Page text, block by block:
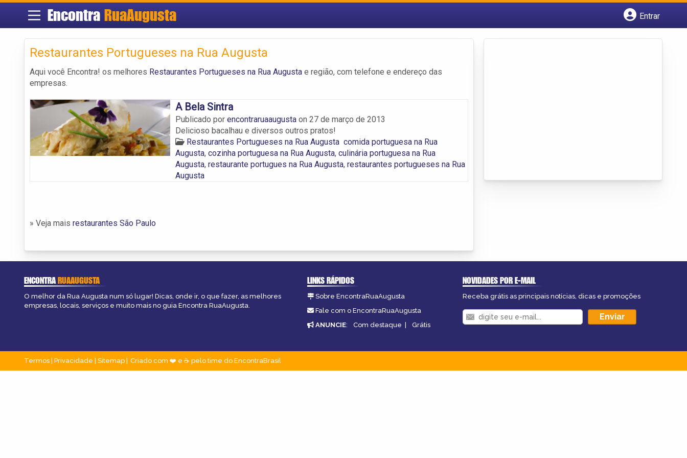
EncontraRuaAugusta
Entrar
Restaurantes Portugueses na Rua Augusta
Aqui você Encontra! os melhores Restaurantes Portugueses na Rua Augusta e região, com telefone e endereço das
empresas.
A Bela Sintra
Publicado por encontraruaaugusta on 27 de março de 2013
Delicioso bacalhau e diversos outros pratos!
Restaurantes Portugueses na Rua Augusta comida portuguesa na Rua
Augusta, cozinha portuguesa na Rua Augusta, culinária portuguesa na Rua
Augusta, restaurante portugues na Rua Augusta, restaurantes portugueses na Rua
Augusta
» Veja mais restaurantes São Paulo
ENCONTRARUAAUGUSTA
O melhor da Rua Augusta num só lugar! Dicas, onde ir, o que fazer, as melhores
empresas, locais, serviços e muito mais no guia Encontra RuaAugusta.
LINKS RÁPIDOS
Sobre EncontraRuaAugusta
Fale com o EncontraRuaAugusta
ANUNCIE: Com destaque | Grátis
NOVIDADES POR E-MAIL
Receba grátis as principais notícias, dicas e promoções
Termos Privacidade Sitemap Criado com ❤️ e ☕ pelo time do EncontraBrasil